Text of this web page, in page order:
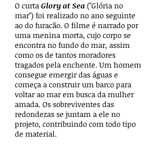
O curta Glory at Sea ("Glória no
mar") foi realizado no ano seguinte
ao do furacão. O filme é narrado por
uma menina morta, cujo corpo se
encontra no fundo do mar, assim
como os de tantos moradores
tragados pela enchente. Um homem
consegue emergir das águas e
começa a construir um barco para
voltar ao mar em busca da mulher
amada. Os sobreviventes das
redondezas se juntam a ele no
projeto, contribuindo com todo tipo
de material.